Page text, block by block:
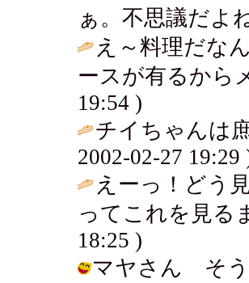
ぁ。不思議だよ
え～料理だな
ースが有るから
19:54 )
チイちゃんは
2002-02-27 19:29
えーっ！どう
ってこれを見る
18:25 )
マヤさん そう